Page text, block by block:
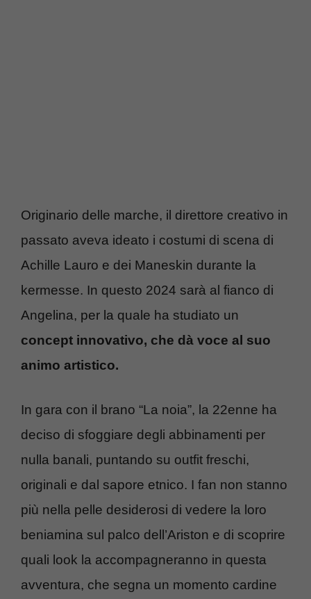
Originario delle marche, il direttore creativo in
passato aveva ideato i costumi di scena di
Achille Lauro e dei Maneskin durante la
kermesse. In questo 2024 sarà al fianco di
Angelina, per la quale ha studiato un
concept innovativo, che dà voce al suo
animo artistico.
In gara con il brano “La noia”, la 22enne ha
deciso di sfoggiare degli abbinamenti per
nulla banali, puntando su outfit freschi,
originali e dal sapore etnico. I fan non stanno
più nella pelle desiderosi di vedere la loro
beniamina sul palco dell’Ariston e di scoprire
quali look la accompagneranno in questa
avventura, che segna un momento cardine